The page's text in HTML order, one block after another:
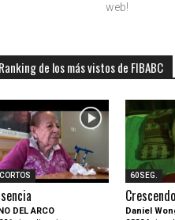
web!
de los más vistos de FIBABC
DEL ARCO
60SEG.
Crescendo
Daniel